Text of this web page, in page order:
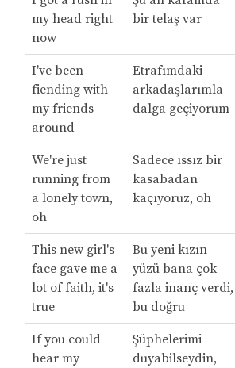
my head right
now
bir telaş var
I've been
fiending with
my friends
around
Etrafımdaki
arkadaşlarımla
dalga geçiyorum
We're just
running from
a lonely town,
oh
Sadece ıssız bir
kasabadan
kaçıyoruz, oh
This new girl's
face gave me a
lot of faith, it's
true
Bu yeni kızın
yüzü bana çok
fazla inanç verdi,
bu doğru
If you could
hear my
Şüphelerimi
duyabilseydin,